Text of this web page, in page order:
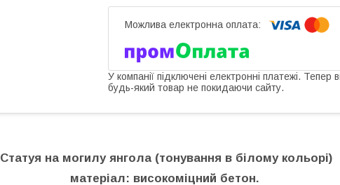
У компанії підключені електронні платежі. Тепер
будь-який товар не покидаючи сайту.
Статуя на могилу янгола (тонування в білому кольорі)
матеріал: високоміцний бетон.